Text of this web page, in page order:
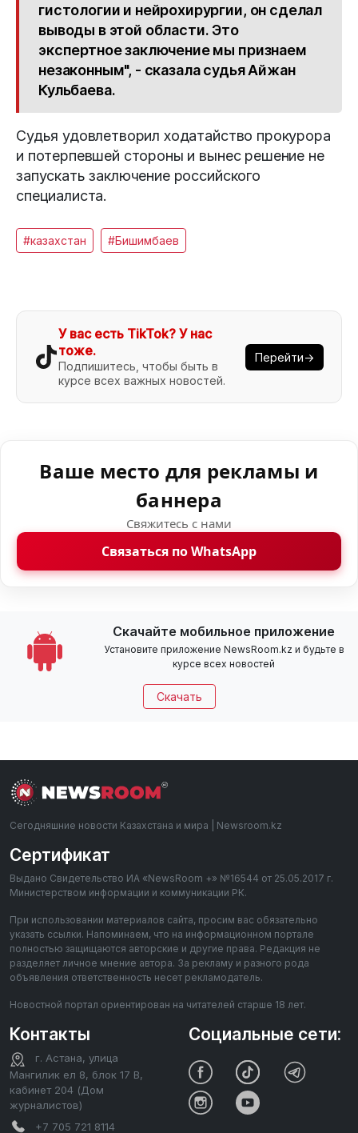
гистологии и нейрохирургии, он сделал
выводы в этой области. Это
экспертное заключение мы признаем
незаконным", - сказала судья Айжан
Кульбаева.
Судья удовлетворил ходатайство прокурора
и потерпевшей стороны и вынес решение не
запускать заключение российского
специалиста.
#казахстан #Бишимбаев
У вас есть TikTok? У нас
тоже.
Подпишитесь, чтобы быть в
курсе всех важных новостей.
Перейти→
Ваше место для рекламы и
баннера
Свяжитесь с нами
Связаться по WhatsApp
Скачайте мобильное приложение
Установите приложение NewsRoom.kz и будьте в
курсе всех новостей
Скачать
Сегодняшние новости Казахстана и мира | Newsroom.kz
Сертификат
Выдано Свидетельство ИА «NewsRoom +» №16544 от 25.05.2017 г.
Министерством информации и коммуникации РК.
При использовании материалов сайта, просим вас обязательно
указать ссылки. Напоминаем, что на информационном портале
полностью защищаются авторские и другие права. Редакция не
разделяет личное мнение автора. За рекламу и разного рода
объявления ответственность несет рекламодатель.
Новостной портал ориентирован на читателей старше 18 лет.
Контакты
г. Астана, улица
Мангилик ел 8, блок 17 В,
кабинет 204 (Дом
журналистов)
+7 705 721 8114
Социальные сети: